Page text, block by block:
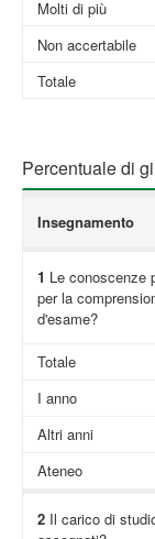
Molti di più
Non accertabile
Totale
Percentuale di
Insegnamento
1 Le conoscenze
per la
d'esame?
Totale
I anno
Altri anni
Ateneo
2Il carico di